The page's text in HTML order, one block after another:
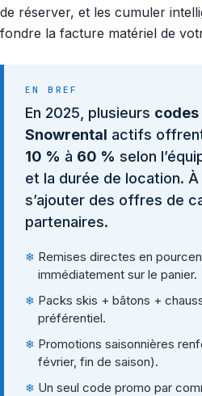
de réserver, et les cumuler
fondre la facture matériel de
EN BREF
En 2025, plusieurs
Snowrental actifs
10 % à 60 % selon
et la durée de location.
s’ajouter des offres de
partenaires.
Remises directes en
immédiatement sur le panier.
Packs skis + bâtons +
préférentiel.
Promotions saisonnières
février, fin de saison).
Un seul code promo par